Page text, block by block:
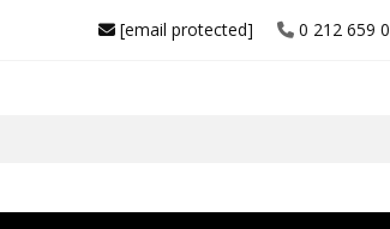
0 212 659
[email protected]